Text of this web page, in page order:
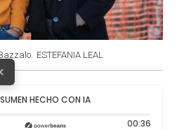
ESTEFANIA LEAL
HECHO CON IA
0 segundos 00:36